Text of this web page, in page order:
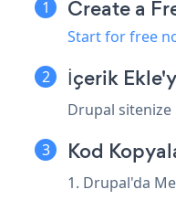
Create a
Start for free
İçerik
Drupal
Kod
1. Drupal'da